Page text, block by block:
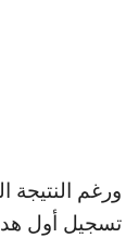
ورغم النتيجة
تسجيل أول